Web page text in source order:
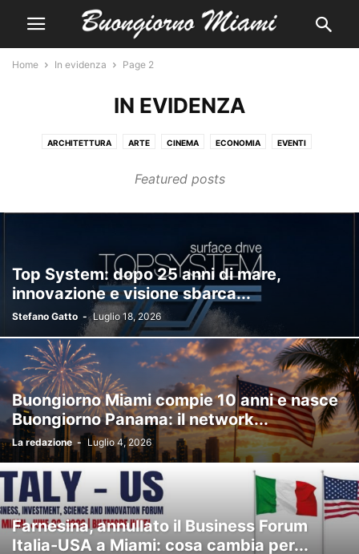
Home In evidenza Page 2
IN EVIDENZA
ARCHITETTURA ARTE CINEMA ECONOMIA EVENTI
REDAZIONALE SCOPRI MIAMI
Featured posts
Top System: dopo 25 anni di mare,
innovazione e visione sbarca...
Stefano Gatto - Luglio 18, 2026
Buongiorno Miami compie 10 anni e nasce
Buongiorno Panama: il network...
La redazione - Luglio 4, 2026
Farnesina, annullato il Business Forum
Italia-USA a Miami: cosa cambia per...